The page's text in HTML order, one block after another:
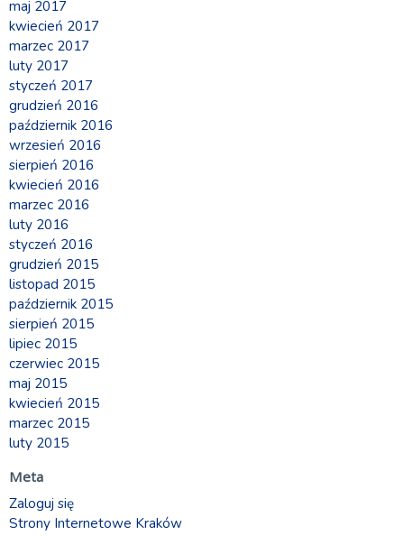
maj 2017
kwiecień 2017
marzec 2017
luty 2017
styczeń 2017
grudzień 2016
październik 2016
wrzesień 2016
sierpień 2016
kwiecień 2016
marzec 2016
luty 2016
styczeń 2016
grudzień 2015
listopad 2015
październik 2015
sierpień 2015
lipiec 2015
czerwiec 2015
maj 2015
kwiecień 2015
marzec 2015
luty 2015
Meta
Zaloguj się
Strony Internetowe Kraków